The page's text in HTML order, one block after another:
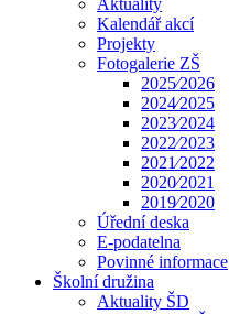
Aktuality
Kalendář akcí
Projekty
Fotogalerie ZŠ
2025⁄2026
2024⁄2025
2023⁄2024
2022⁄2023
2021⁄2022
2020⁄2021
2019⁄2020
Úřední deska
E-podatelna
Povinné informace
Školní družina
Aktuality ŠD